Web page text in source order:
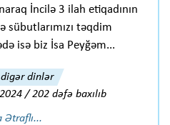
İncilə 3 ilah etiqadının
sübutlarımızı təqdim
isə biz İsa Peyğəm...
dinlər
/ 202 dəfə baxılıb
Ətraflı...